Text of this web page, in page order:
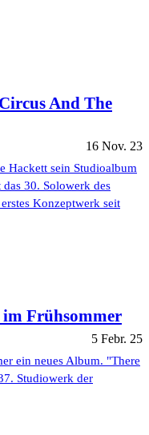
And The
16 Nov. 23
Hackett sein Studioalbum
30. Solowerk des
Konzeptwerk seit
im Frühsommer
5 Febr. 25
ein neues Album. "There
Studiowerk der